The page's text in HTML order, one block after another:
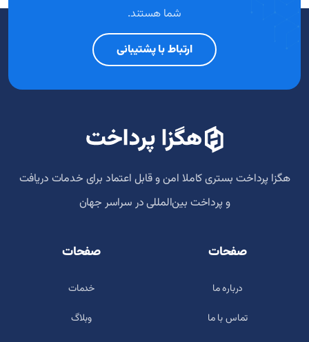
شما هستند.
ارتباط با پشتیبانی
هگزا پرداخت بستری کاملا امن و قابل اعتماد برای خدمات دریافت
و پرداخت‌ بین‌المللی در سراسر جهان
صفحات
درباره ما
تماس با ما
صفحات
خدمات
وبلاگ